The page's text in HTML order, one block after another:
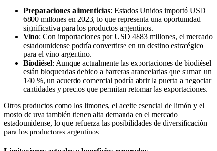
Preparaciones alimenticias: Estados Unidos importó USD
6800 millones en 2023, lo que representa una oportunidad
significativa para los productos argentinos.
Vino: Con importaciones por USD 4883 millones, el mercado
estadounidense podría convertirse en un destino estratégico
para el vino argentino.
Biodiésel: Aunque actualmente las exportaciones de biodiésel
están bloqueadas debido a barreras arancelarias que suman un
140 %, un acuerdo comercial podría abrir la puerta a negociar
cantidades y precios que permitan retomar las exportaciones.
Otros productos como los limones, el aceite esencial de limón y el
mosto de uva también tienen alta demanda en el mercado
estadounidense, lo que refuerza las posibilidades de diversificación
para los productores argentinos.